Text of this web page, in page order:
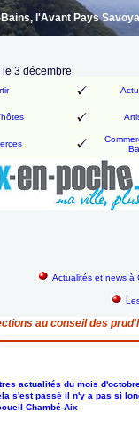
l'Avant Pays
3 décembre
Actualités et news à
au conseil des
actualités du mois
s'est passé il n'y a pas si
Chambé-Aix